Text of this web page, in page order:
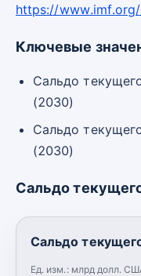
https://
Ключевые
Сальдо
(2030)
Сальдо
(2030)
Сальдо
Сальдо
Ед. изм.: млрд долл.